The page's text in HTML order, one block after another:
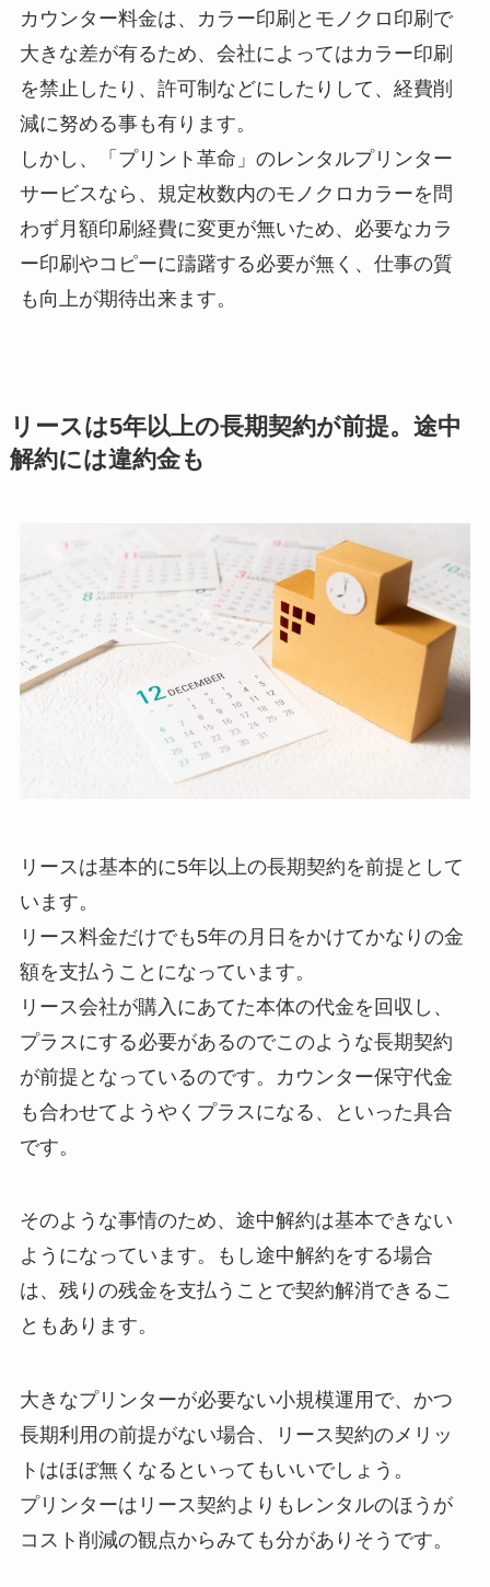
カウンター料金は、カラー印刷とモノクロ印刷で
大きな差が有るため、会社によってはカラー印刷
を禁止したり、許可制などにしたりして、経費削
減に努める事も有ります。
しかし、「プリント革命」のレンタルプリンター
サービスなら、規定枚数内のモノクロカラーを問
わず月額印刷経費に変更が無いため、必要なカラ
ー印刷やコピーに躊躇する必要が無く、仕事の質
も向上が期待出来ます。
リースは5年以上の長期契約が前提。途中
解約には違約金も
リースは基本的に5年以上の長期契約を前提として
います。
リース料金だけでも5年の月日をかけてかなりの金
額を支払うことになっています。
リース会社が購入にあてた本体の代金を回収し、
プラスにする必要があるのでこのような長期契約
が前提となっているのです。カウンター保守代金
も合わせてようやくプラスになる、といった具合
です。
そのような事情のため、途中解約は基本できない
ようになっています。もし途中解約をする場合
は、残りの残金を支払うことで契約解消できるこ
ともあります。
大きなプリンターが必要ない小規模運用で、かつ
長期利用の前提がない場合、リース契約のメリッ
トはほぼ無くなるといってもいいでしょう。
プリンターはリース契約よりもレンタルのほうが
コスト削減の観点からみても分がありそうです。